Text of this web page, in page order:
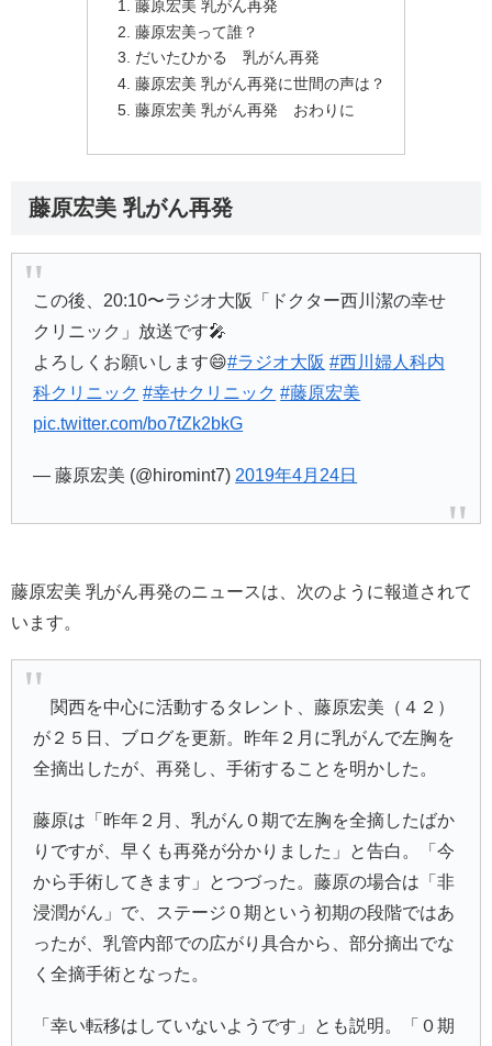
藤原宏美 乳がん再発
藤原宏美って誰？
だいたひかる 乳がん再発
藤原宏美 乳がん再発に世間の声は？
藤原宏美 乳がん再発 おわりに
藤原宏美 乳がん再発
この後、20:10〜ラジオ大阪「ドクター西川潔の幸せ
クリニック」放送です🎤
よろしくお願いします😄#ラジオ大阪 #西川婦人科内
科クリニック #幸せクリニック #藤原宏美
pic.twitter.com/bo7tZk2bkG
— 藤原宏美 (@hiromint7) 2019年4月24日
藤原宏美 乳がん再発のニュースは、次のように報道されて
います。
関西を中心に活動するタレント、藤原宏美 （４２）
が２５日、ブログを更新。昨年２月に乳がんで左胸を
全摘出したが、再発し、手術することを明かした。
藤原は「昨年２月、乳がん０期で左胸を全摘したばか
りですが、早くも再発が分かりました」と告白。「今
から手術してきます」とつづった。藤原の場合は「非
浸潤がん」で、ステージ０期という初期の段階ではあ
ったが、乳管内部での広がり具合から、部分摘出でな
く全摘手術となった。
「幸い転移はしていないようです」とも説明。「０期